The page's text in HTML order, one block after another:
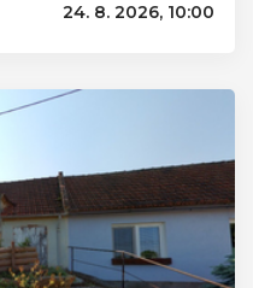
24. 8. 2026, 10:00